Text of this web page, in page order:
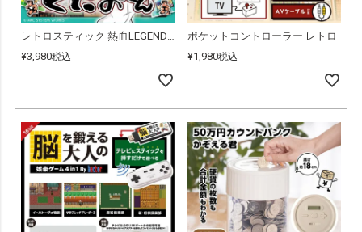
レトロスティック 熱血LEGEND くにおくん
¥3,980税込
ポケットコントローラー レトロ
¥1,980税込